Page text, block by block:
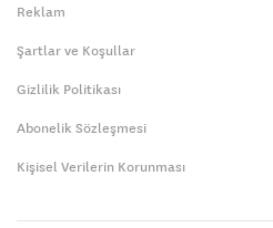
Reklam
Şartlar ve Koşullar
Gizlilik Politikası
Abonelik Sözleşmesi
Kişisel Verilerin Korunması